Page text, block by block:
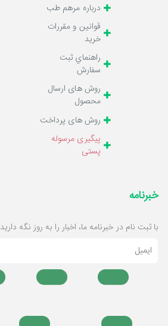
درباره مرهم طب
قوانين و مقررات
خرید
راهنماي ثبت
سفارش
روش های ارسال
محصول
روش های پرداخت
پیگیری مرسوله
پستی
خبرنامه
با ثبت نام در خبرنامه ما، اخبار را به روز نگه دارید
ایمیل